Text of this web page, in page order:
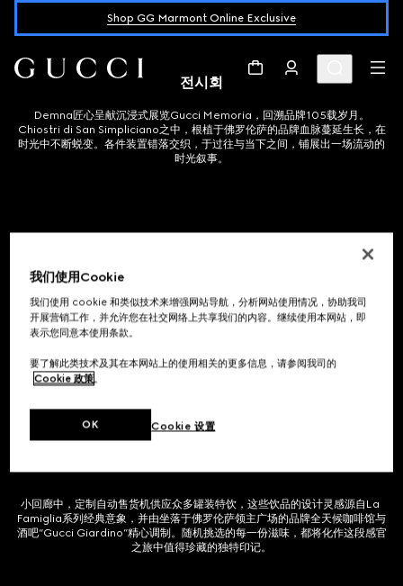
Shop GG Marmont Online Exclusive
전시회
Demna匠心呈献沉浸式展览Gucci Memoria，回溯品牌105载岁月。
Chiostri di San Simpliciano之中，根植于佛罗伦萨的品牌血脉蔓延生长，在
时光中不断蜕变。各件装置错落交织，于过往与当下之间，铺展出一场流动的
时光叙事。
案的灵感记忆。这一经典设计由Vittorio Accornero于1966年绘就，最初是
一幅花卉、浆果、蝴蝶与昆虫的灵动交织的细腻画卷。而今，Flora图案由平面
植根于佛罗伦萨悠久的工艺传承，一幅幅织锦挂毯悉数铺陈，串联起品牌跨越
世纪的传奇历程，从Guccio Gucci先生的初创岁月，到历经数十载的风格蜕
推向当下，勾勒出Demna执掌下的品牌全新愿景。
小回廊中，定制自动售货机供应众多罐装特饮，这些饮品的设计灵感源自La
Famiglia系列经典意象，并由坐落于佛罗伦萨领主广场的品牌全天候咖啡馆与
酒吧“Gucci Giardino”精心调制。随机挑选的每一份滋味，都将化作这段感官
之旅中值得珍藏的独特印记。
我们使用Cookie
我们使用 cookie 和类似技术来增强网站导航，分析网站使用情况，协助我司
开展营销工作，并允许您在社交网络上共享我们的内容。继续使用本网站，即
表示您同意本使用条款。
要了解此类技术及其在本网站上的使用相关的更多信息，请参阅我司的
Cookie 政策。
Cookie 设置
OK